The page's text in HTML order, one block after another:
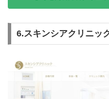
6.スキンシアクリニッ